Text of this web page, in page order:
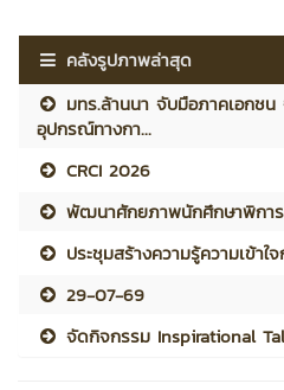
คลังรูปภาพล่าสุด
มทร.ล้านนา จับมือภาคเอกช
อุปกรณ์ทางกา...
CRCI 2026
พัฒนาศักยภาพนักศึกษาพิการ
ประชุมสร้างความรู้ความเข้าใ
29-07-69
จัดกิจกรรม Inspirational